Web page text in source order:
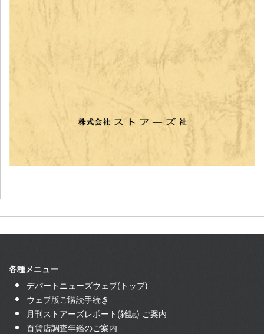
各種メニュー
デパートニューズウェブ(トップ)
ウェブ版ご購読手続き
月刊ストアーズレポート(雑誌) ご案内
百貨店調査年鑑のご案内